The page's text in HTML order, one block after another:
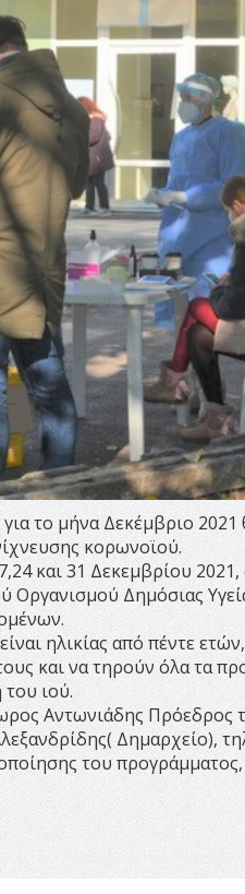
το μήνα Δεκέμβριο
κορωνοϊού.
και 31 Δεκεμβρίου 2021,
Οργανισμού Δημόσιας
ηλικίας από πέντε
και να τηρούν όλα τα
ιού.
Αντωνιάδης Πρόεδρος
Δημαρχείο),
του